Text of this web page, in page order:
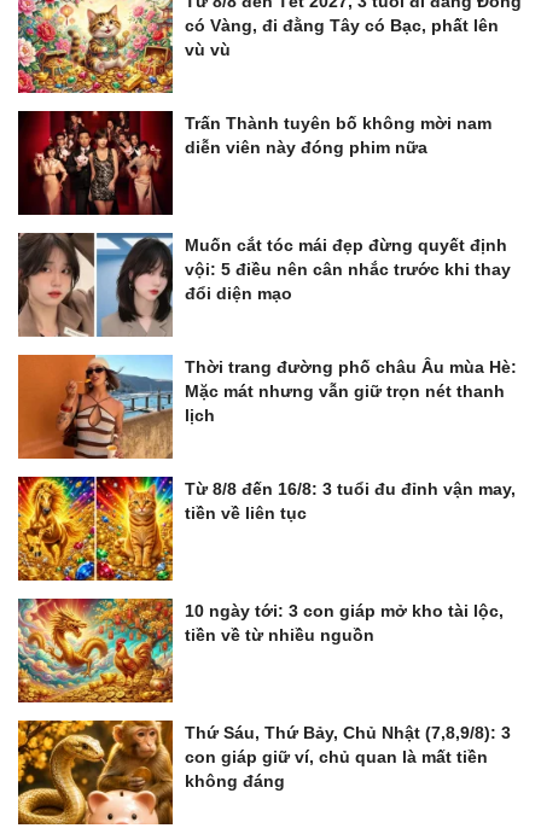
có Vàng, đi đằng Tây có Bạc, phất lên
vù vù
Trấn Thành tuyên bố không mời nam
diễn viên này đóng phim nữa
Muốn cắt tóc mái đẹp đừng quyết định
vội: 5 điều nên cân nhắc trước khi thay
đổi diện mạo
Thời trang đường phố châu Âu mùa Hè:
Mặc mát nhưng vẫn giữ trọn nét thanh
lịch
Từ 8/8 đến 16/8: 3 tuổi đu đỉnh vận may,
tiền về liên tục
10 ngày tới: 3 con giáp mở kho tài lộc,
tiền về từ nhiều nguồn
Thứ Sáu, Thứ Bảy, Chủ Nhật (7,8,9/8): 3
con giáp giữ ví, chủ quan là mất tiền
không đáng